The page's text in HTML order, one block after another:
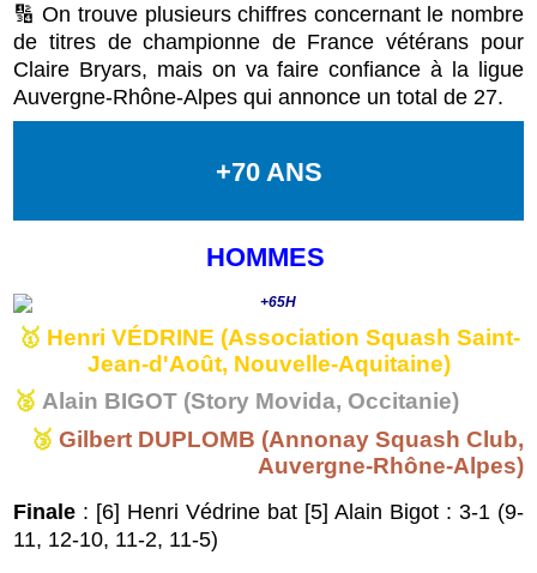
🔢 On trouve plusieurs chiffres concernant le nombre
de titres de championne de France vétérans pour
Claire Bryars, mais on va faire confiance à la ligue
Auvergne-Rhône-Alpes qui annonce un total de 27.
+70 ANS
HOMMES
🥇 Henri VÉDRINE (Association Squash Saint-
Jean-d'Août, Nouvelle-Aquitaine)
🥈Alain BIGOT (Story Movida, Occitanie)
🥉 Gilbert DUPLOMB (Annonay Squash Club,
Auvergne-Rhône-Alpes)
Finale : [6] Henri Védrine bat [5] Alain Bigot : 3-1 (9-
11, 12-10, 11-2, 11-5)